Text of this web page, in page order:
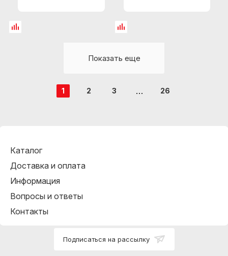
Показать еще
1 2 3 26
Каталог
Доставка и оплата
Информация
Вопросы и ответы
Контакты
Подписаться на рассылку